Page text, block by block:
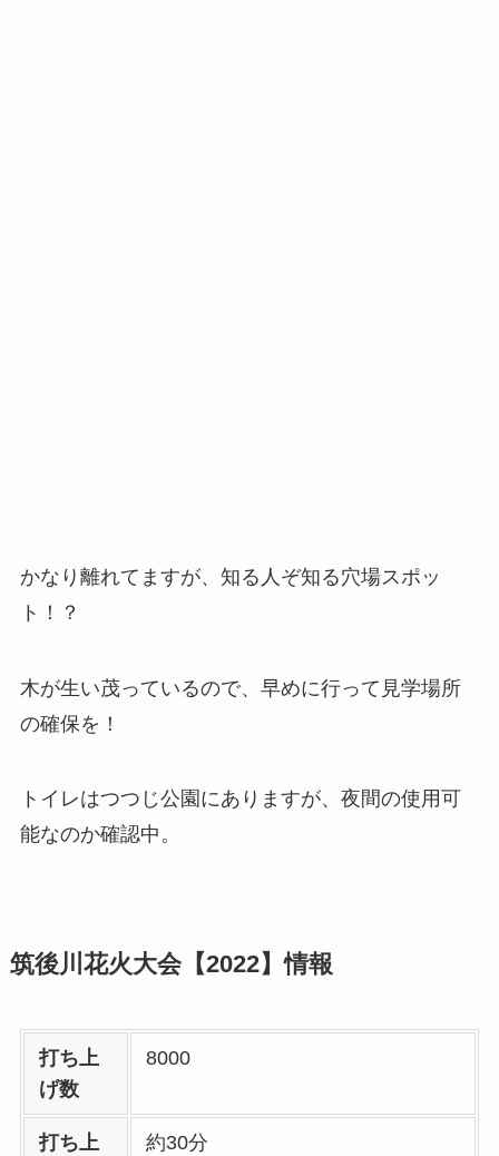
かなり離れてますが、知る人ぞ知る穴場スポッ
ト！？
木が生い茂っているので、早めに行って見学場所
の確保を！
トイレはつつじ公園にありますが、夜間の使用可
能なのか確認中。
筑後川花火大会【2022】情報
打ち上
げ数
8000
打ち上
約30分